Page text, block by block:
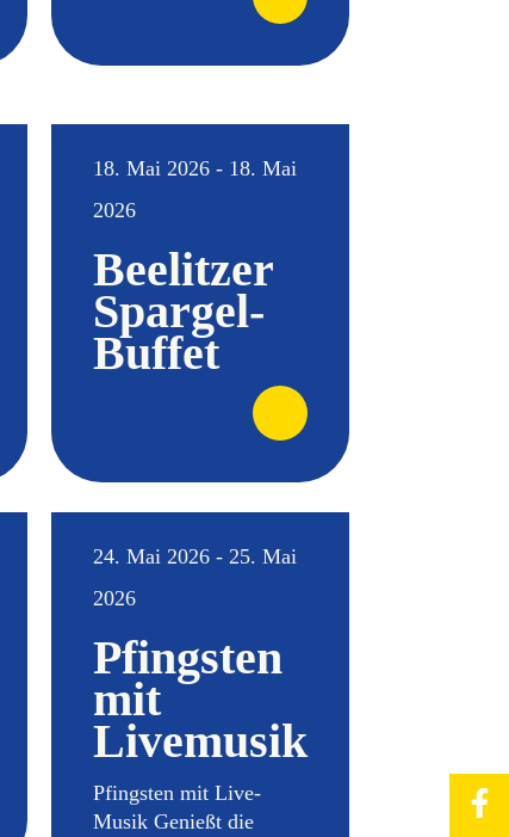
18. Mai 2026 - 18. Mai
2026
Beelitzer
Spargel-
Buffet
24. Mai 2026 - 25. Mai
2026
Pfingsten
mit
Livemusik
Pfingsten mit Live-
Musik Genießt die